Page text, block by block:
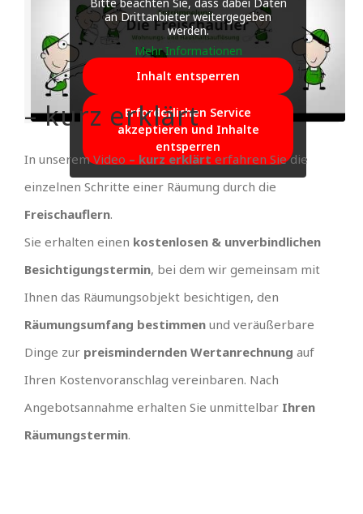
an Drittanbieter weitergegeben
werden.
Mehr Informationen
Inhalt entsperren
Erforderlichen Service
akzeptieren und Inhalte
entsperren
– kurz erklärt
In unserem Video – kurz erklärt erfahren Sie die
einzelnen Schritte einer Räumung durch die
Freischauflern.
Sie erhalten einen kostenlosen & unverbindlichen
Besichtigungstermin, bei dem wir gemeinsam mit
Ihnen das Räumungsobjekt besichtigen, den
Räumungsumfang bestimmen und veräußerbare
Dinge zur preismindernden Wertanrechnung auf
Ihren Kostenvoranschlag vereinbaren. Nach
Angebotsannahme erhalten Sie unmittelbar Ihren
Räumungstermin.